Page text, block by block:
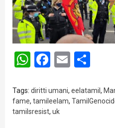
WhatsApp
Facebook
Email
Tags: diritti umani, eelatamil ,
fame, tamileelam,
tamilsresist, uk